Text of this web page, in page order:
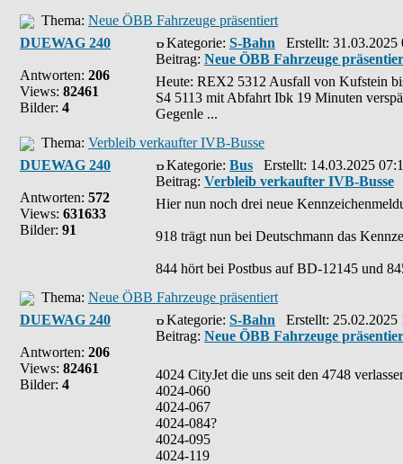
Thema: Neue ÖBB Fahrzeuge präsentiert
DUEWAG 240
Antworten: 206
Views: 82461
Bilder: 4
Kategorie: S-Bahn Erstellt: 31.03.2025
Beitrag: Neue ÖBB Fahrzeuge
Heute: REX2 5312 Ausfall von Kufstein
S4 5113 mit Abfahrt Ibk 19 Minuten
Gegenle ...
Thema: Verbleib verkaufter IVB-Busse
DUEWAG 240
Antworten: 572
Views: 631633
Bilder: 91
Kategorie: Bus Erstellt: 14.03.2025
Beitrag: Verbleib verkaufter IVB-Busse
Hier nun noch drei neue
918 trägt nun bei Deutschmann das
844 hört bei Postbus auf BD-12145 und
Thema: Neue ÖBB Fahrzeuge präsentiert
DUEWAG 240
Antworten: 206
Views: 82461
Bilder: 4
Kategorie: S-Bahn Erstellt: 25.02.2025
Beitrag: Neue ÖBB Fahrzeuge
4024 CityJet die uns seit den 4748
4024-060
4024-067
4024-084?
4024-095
4024-119